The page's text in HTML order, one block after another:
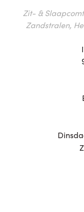
Zit- &
Zandstralen,